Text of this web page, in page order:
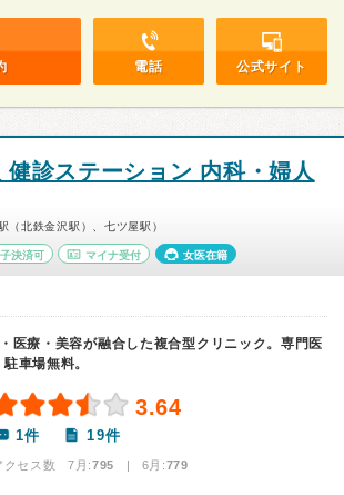
電話 公式サイト
健診ステーション 内科・婦人
（北鉄金沢駅）、七ツ屋駅）
決済可 マイナ受付 女医在籍
医療・美容が融合した複合型クリニック。専門医
車場無料。
3.64
1件 19件
クセス数 7月:795 | 6月:779